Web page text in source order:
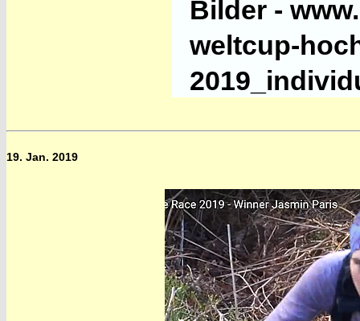
Bilder -
weltcup-
19. Jan. 2019